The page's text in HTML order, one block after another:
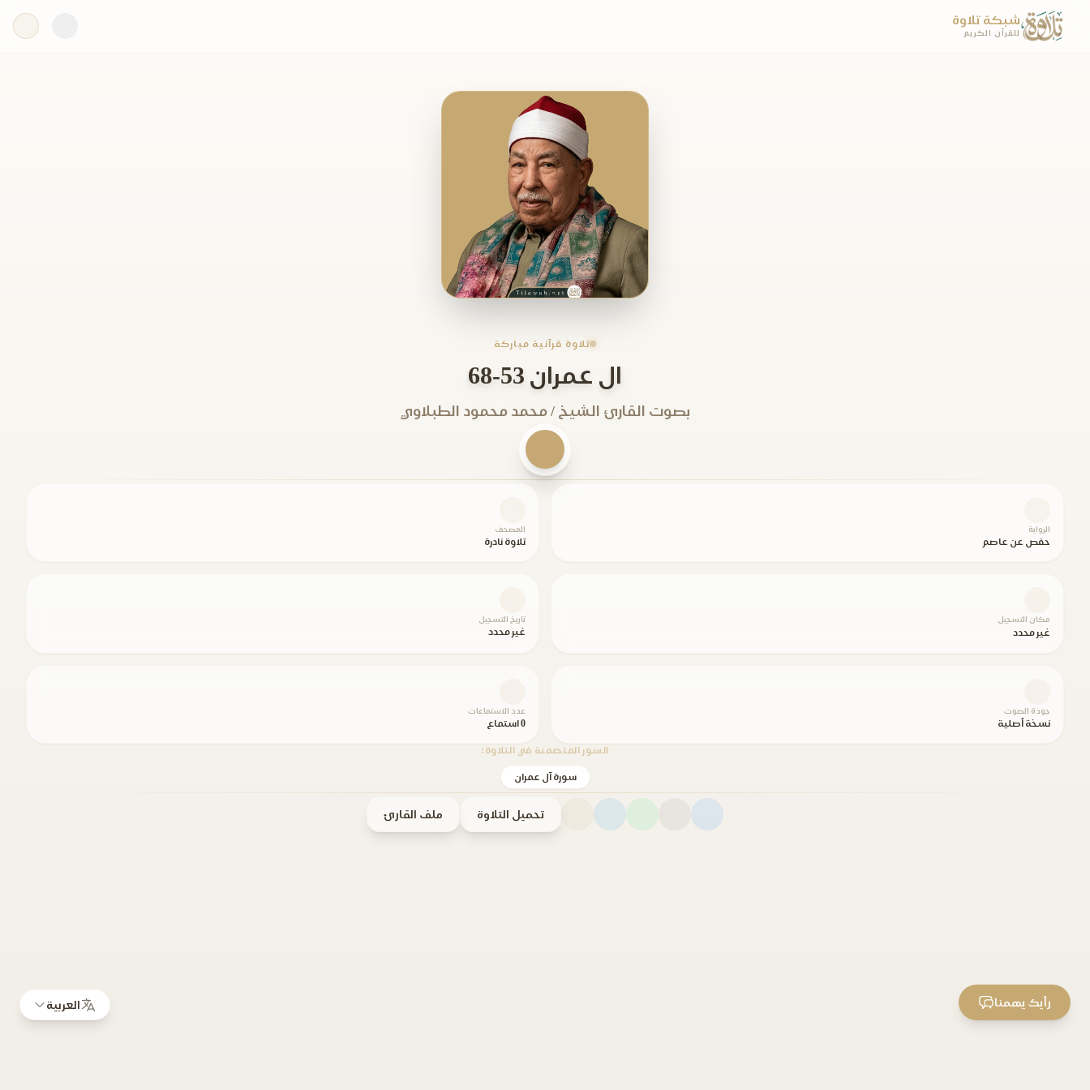
شبكة تلاوة
للقرآن الكريم
تلاوة قرآنية مباركة
ال عمران 53-68
بصوت القارئ الشيخ / محمد محمود الطبلاوي
الرواية
حفص عن عاصم
المصحف
تلاوة نادرة
مكان التسجيل
غير محدد
تاريخ التسجيل
غير محدد
جودة الصوت
نسخة أصلية
عدد الاستماعات
0 استماع
السور المتضمنة في التلاوة:
سورة آل عمران
تحميل التلاوة ملف القارئ
العربية رأيك يهمنا